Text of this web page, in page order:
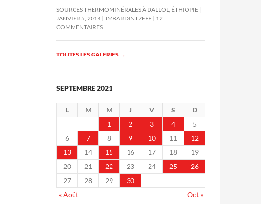
SOURCES THERMOMINÉRALES À DALLOL, ÉTHIOPIE
JANVIER 5, 2014
JMBARDINTZEFF 12
COMMENTAIRES
TOUTES LES GALERIES →
SEPTEMBRE 2021
L M M J V S
D
1
2 3 4
5
6
7 8 9 10 11
12
13
14 15 16 17 18
19
20
21 22 23 24 25
26
27
28 29
30
« Août
Oct »